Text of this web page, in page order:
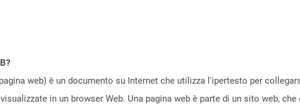
web) è un documento su Internet che utilizza l'ipertesto per
in un browser Web. Una pagina web è parte di un sito web,